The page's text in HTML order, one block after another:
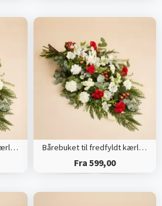
Bårebuket til fredfyldt kærlighed med bånd Bårebuket til fredfyldt kærlighed
Fra 599,00